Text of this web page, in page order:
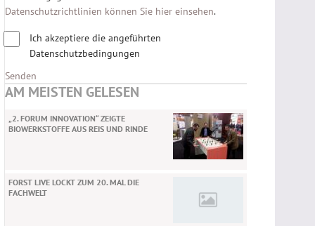
Datenschutzrichtlinien können Sie hier einsehen.
Ich akzeptiere die angeführten
Datenschutzbedingungen
Senden
AM MEISTEN GELESEN
„2. FORUM INNOVATION“ ZEIGTE
BIOWERKSTOFFE AUS REIS UND RINDE
FORST LIVE LOCKT ZUM 20. MAL DIE
FACHWELT